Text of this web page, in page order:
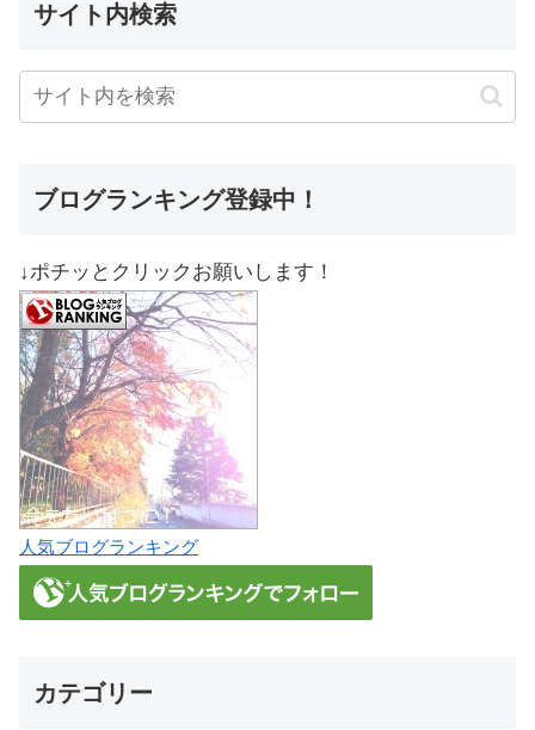
サイト内検索
ブログランキング登録中！
↓ポチッとクリックお願いします！
人気ブログランキング
カテゴリー